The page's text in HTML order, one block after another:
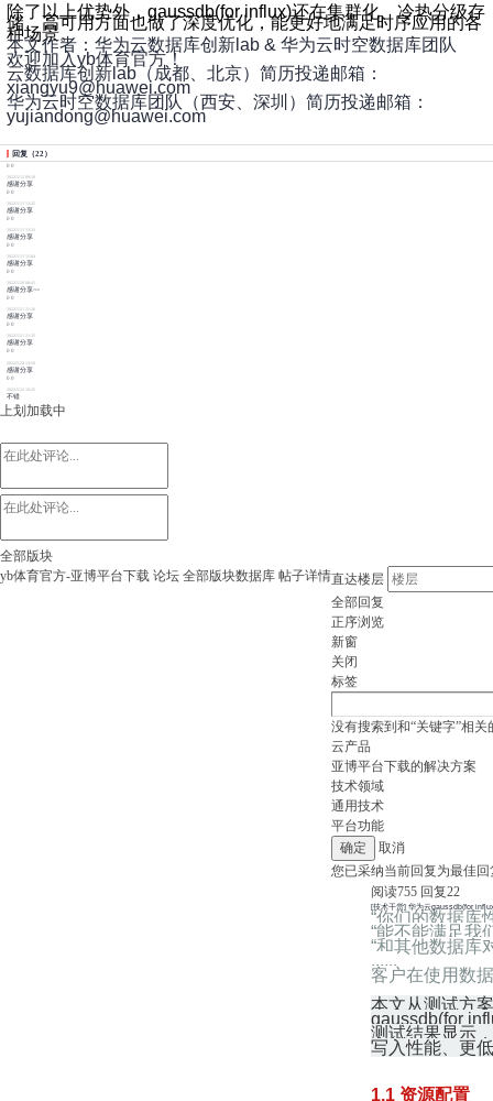
除了以上优势外，gaussdb(for influx)还在集群化、冷热分级存
储、高可用方面也做了深度优化，能更好地满足时序应用的各
种场景。
本文作者：华为云数据库创新lab & 华为云时空数据库团队
欢迎加入yb体育官方！
云数据库创新lab（成都、北京）简历投递邮箱：
xiangyu9@huawei.com
华为云时空数据库团队（西安、深圳）简历投递邮箱：
yujiandong@huawei.com
回复（22）
0 0
2022/5/12 09:58
感谢分享
0 0
2022/5/13 13:25
感谢分享
0 0
2022/5/13 13:33
感谢分享
0 0
2022/5/13 15:04
感谢分享
0 0
2022/5/20 08:41
感谢分享~~
0 0
2022/5/21 21:26
感谢分享
0 0
2022/5/21 21:35
感谢分享
0 0
2022/5/22 13:50
感谢分享
0 0
2022/5/22 19:25
不错
上划加载中
全部版块
yb体育官方-亚博平台下载 论坛 全部版块数据库 帖子详情直达楼层
全部回复
正序浏览
新窗
关闭
标签
没有搜索到和“关键字”相关
云产品
亚博平台下载的解决方案
技术领域
通用技术
平台功能
取消
您已采纳当前回复为最佳回
阅读755 回复22
[技术干货] 华为云gaussdb(for
“你们的数据库
“能不能满足我
“和其他数据库
......
客户在使用数
本文从测试方
gaussdb(for
测试结果显示
写入性能、更
1.1 资源配置